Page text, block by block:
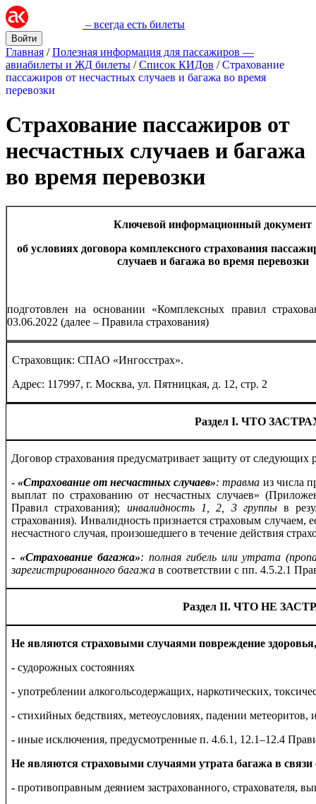
– всегда есть билеты
Войти
Главная /Полезная информация для пассажиров —
авиабилеты и ЖД билеты /Список КИДов /Страхование
пассажиров от несчастных случаев и багажа во время
перевозки
Страхование пассажиров от
несчастных случаев и багажа
во время перевозки
Ключевой информационный документ
об условиях договора комплексного страхования
случаев и багажа во время перевозки
подготовлен на основании «Комплексных правил
03.06.2022 (далее – Правила страхования)
Страховщик: СПАО «Ингосстрах».
Адрес: 117997, г. Москва, ул. Пятницкая, д. 12, стр. 2
Раздел I. ЧТО
Договор страхования предусматривает защиту от следующих
-«Страхование от несчастных случаев»: травма из числа
выплат по страхованию от несчастных случаев»
Правил страхования); инвалидность 1, 2, 3 группыв
страхования). Инвалидность признается страховым случаем,
несчастного случая, произошедшего в течение действия
-«Страхование багажа»: полная гибель или утрата
зарегистрированного багажавсоответствии с пп. 4.5.2.1
Раздел II. ЧТО НЕ
Не являются страховыми случаями повреждение
-судорожных состояниях
-употреблении алкогольсодержащих, наркотических,
-стихийных бедствиях, метеоусловиях, падении метеоритов,
-иные исключения, предусмотренные п. 4.6.1, 12.1–12.4
Не являются страховыми случаями утрата багажа в связи
-противоправным деянием застрахованного, страхователя,